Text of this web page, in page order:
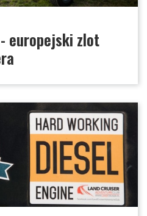
europejski zlot